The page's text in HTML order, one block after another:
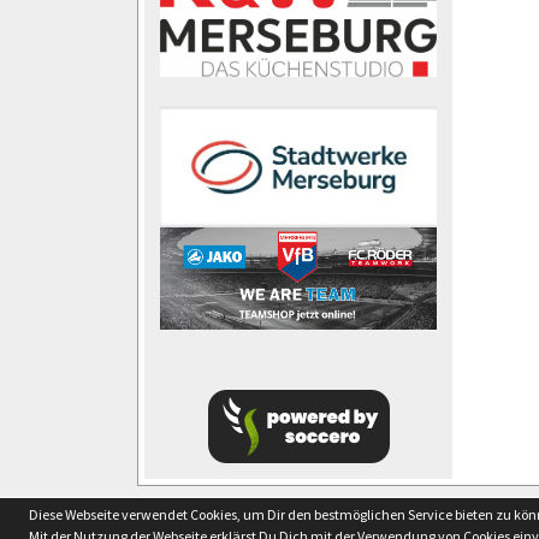
soccero.de
© 2006 - 2026
Diese Webseite verwendet Cookies, um Dir den bestmöglichen Service bieten zu